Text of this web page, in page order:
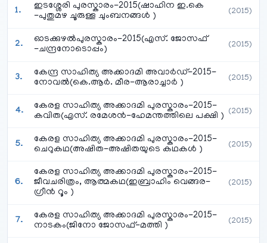
ഇടശ്ശേരി പുരസ്കാരം-2015(ഷാഹിന ഇ.കെ
-പുതുമഴ ചൂരുള്ള ചുംബനങ്ങൾ )
(2015)
ഓടക്കുഴൽപുരസ്കാരം-2015(എസ്. ജോസഫ്
-ചന്ദ്രനോടൊപ്പം)
(2015)
കേന്ദ്ര സാഹിത്യ അക്കാദമി അവാർഡ്-2015-
നോവൽ(കെ.ആർ. മീര-ആരാച്ചാർ )
(2015)
കേരള സാഹിത്യ അക്കാദമി പുരസ്കാരം-2015-
കവിത(എസ്. രമേശൻ-ഹേമന്തത്തിലെ പക്ഷി ) (2015)
കേരള സാഹിത്യ അക്കാദമി പുരസ്കാരം-2015-
ചെറുകഥ(അഷിത-അഷിതയുടെ കഥകൾ )
(2015)
കേരള സാഹിത്യ അക്കാദമി പുരസ്കാരം-2015-
ജീവചരിത്രം, ആത്മകഥ(ഇബ്രാഹിം വെങ്ങര-
ഗ്രീൻ റൂം )
(2015)
കേരള സാഹിത്യ അക്കാദമി പുരസ്കാരം-2015-
നാടകം(ജിനോ ജോസഫ്-മത്തി )
(2015)